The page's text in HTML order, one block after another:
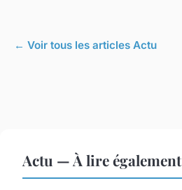
← Voir tous les articles Actu
Actu — À lire également